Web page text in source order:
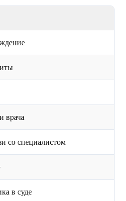
врача
со специалистом
в суде